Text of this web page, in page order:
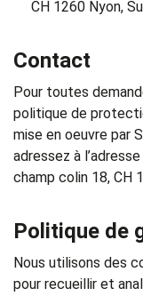
CH 1260 Nyon,
Contact
Pour toutes
politique de
mise en oeuvre par
adressez à
champ colin 18, CH
Politique de
Nous utilisons des
pour recueillir et